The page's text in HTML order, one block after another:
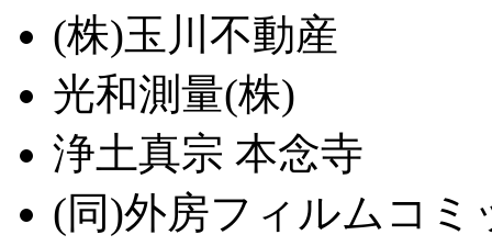
(株)玉川不動産
光和測量(株)
浄土真宗 本念寺
(同)外房フィルムコミ